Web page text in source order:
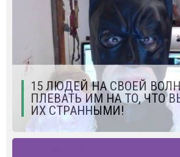
15 ЛЮДЕЙ НА СВОЕЙ
ПЛЕВАТЬ ИМ НА ТО, ЧТО
ИХ СТРАННЫМИ!